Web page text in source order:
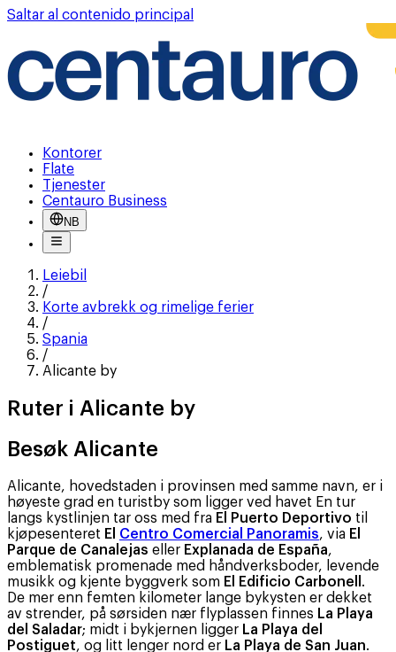
Saltar al contenido principal
Kontorer
Flate
Tjenester
Centauro Business
NB
Leiebil
/
Korte avbrekk og rimelige ferier
/
Spania
/
Alicante by
Ruter i Alicante by
Besøk Alicante
Alicante, hovedstaden i provinsen med samme navn, er i
høyeste grad en turistby som ligger ved havet En tur
langs kystlinjen tar oss med fra El Puerto Deportivo til
kjøpesenteret El Centro Comercial Panoramis, via El
Parque de Canalejas eller Explanada de España,
emblematisk promenade med håndverksboder, levende
musikk og kjente byggverk som El Edificio Carbonell .
De mer enn femten kilometer lange bykysten er dekket
av strender, på sørsiden nær flyplassen finnes La Playa
del Saladar; midt i bykjernen ligger La Playa del
Postiguet, og litt lenger nord er La Playa de San Juan.